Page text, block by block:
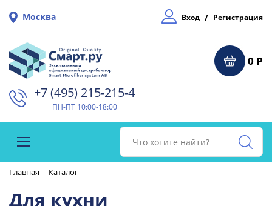
Москва Вход / Регистрация
0 Р
+7 (495) 215-215-4⁠
ПН-ПТ 10:00-18:00
Главная Каталог
Для кухни